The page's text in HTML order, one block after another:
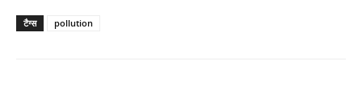
टैग्स pollution